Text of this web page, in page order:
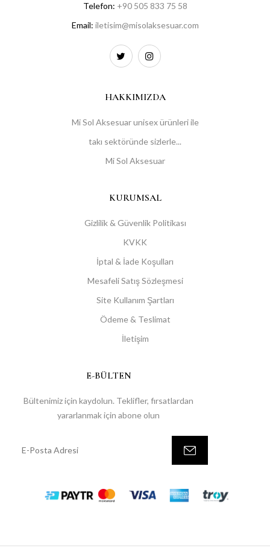
Telefon: +90 505 833 75 58
Email: iletisim@misolaksesuar.com
HAKKIMIZDA
Mi Sol Aksesuar unisex ürünleri ile
takı sektöründe sizlerle...
Mi Sol Aksesuar
KURUMSAL
Gizlilik & Güvenlik Politikası
KVKK
İptal & İade Koşulları
Mesafeli Satış Sözleşmesi
Site Kullanım Şartları
Ödeme & Teslimat
İletişim
E-BÜLTEN
Bültenimiz için kaydolun. Teklifler, fırsatlardan
yararlanmak için abone olun